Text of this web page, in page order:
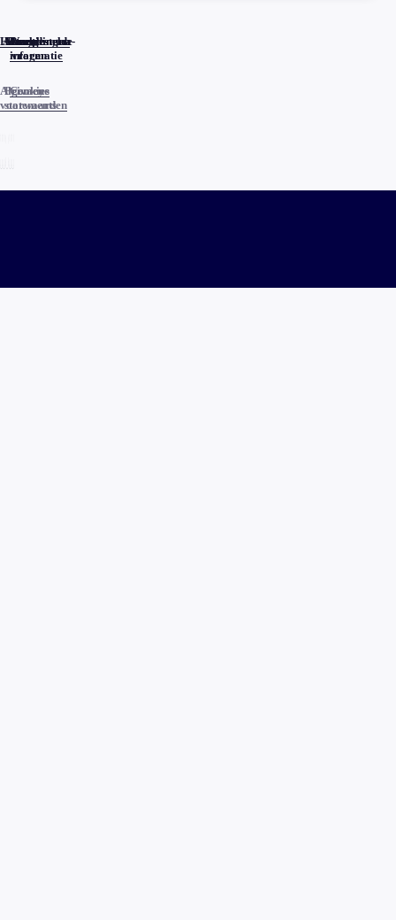
Home
Actueel
Uitzendingen
Reacties
Programma-
informatie
Veelgestelde
vragen
Algemene
voorwaarden
Privacy
statements
Cookies